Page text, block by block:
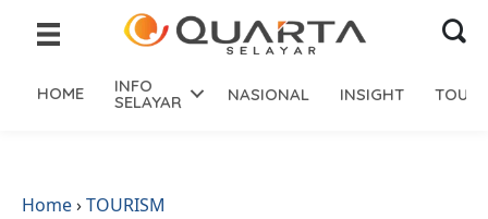
HOME INFO
SELAYAR NASIONAL INSIGHT
Home›TOURISM